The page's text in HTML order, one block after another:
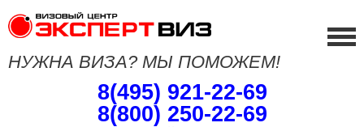
НУЖНА ВИЗА? МЫ ПОМОЖЕМ!
8(495) 921-22-69
8(800) 250-22-69